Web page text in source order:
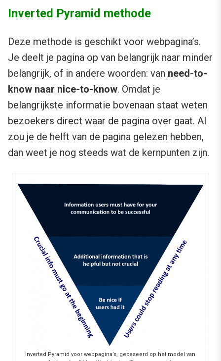
Inverted Pyramid methode
Deze methode is geschikt voor webpagina’s.
Je deelt je pagina op van belangrijk naar minder
belangrijk, of in andere woorden: van need-to-
know naar nice-to-know. Omdat je
belangrijkste informatie bovenaan staat weten
bezoekers direct waar de pagina over gaat. Al
zou je de helft van de pagina gelezen hebben,
dan weet je nog steeds wat de kernpunten zijn.
Inverted Pyramid voor webpagina’s, gebaseerd op het model van